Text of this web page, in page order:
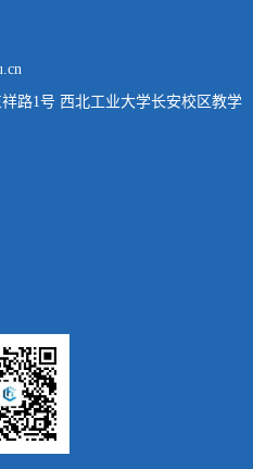
路1号 西北工业大学长安校区教学